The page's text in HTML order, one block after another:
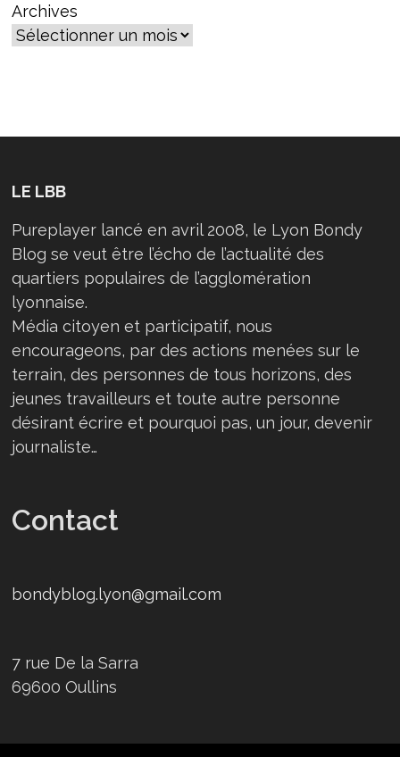
Archives
LE LBB
Pureplayer lancé en avril 2008, le Lyon Bondy
Blog se veut être l’écho de l’actualité des
quartiers populaires de l’agglomération
lyonnaise.
Média citoyen et participatif, nous
encourageons, par des actions menées sur le
terrain, des personnes de tous horizons, des
jeunes travailleurs et toute autre personne
désirant écrire et pourquoi pas, un jour, devenir
journaliste…
Contact
bondyblog.lyon@gmail.com
7 rue De la Sarra
69600 Oullins